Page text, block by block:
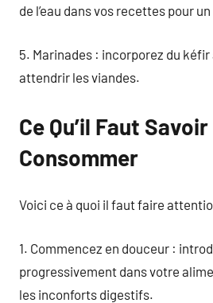
de l’eau dans vos recettes pour
5. Marinades : incorporez du
attendrir les viandes.
Ce Qu’il Faut
Consommer
Voici ce à quoi il faut faire
1. Commencez en douceur :
progressivement dans votre
les inconforts digestifs.